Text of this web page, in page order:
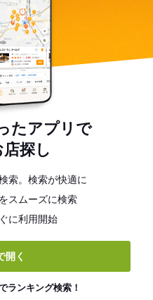
たアプリで
探し
索。検索が快適に
スムーズに検索
に利用開始
開く
ランキング検索！